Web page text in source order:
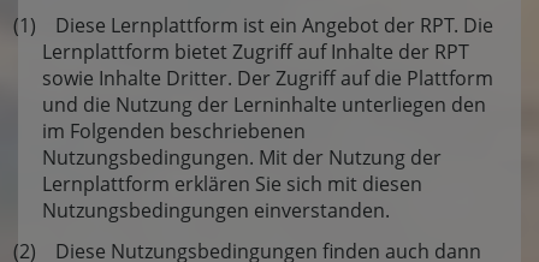
(1) Diese Lernplattform ist ein Angebot der RPT. Die
Lernplattform bietet Zugriff auf Inhalte der RPT
sowie Inhalte Dritter. Der Zugriff auf die Plattform
und die Nutzung der Lerninhalte unterliegen den
im Folgenden beschriebenen
Nutzungsbedingungen. Mit der Nutzung der
Lernplattform erklären Sie sich mit diesen
Nutzungsbedingungen einverstanden.
(2) Diese Nutzungsbedingungen finden auch dann